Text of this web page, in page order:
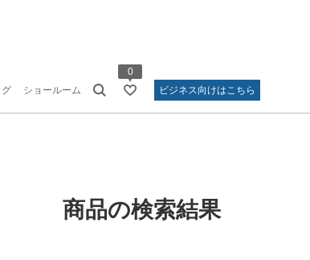
ショールーム
0
ビジネス向けはこちら
商品の検索結果